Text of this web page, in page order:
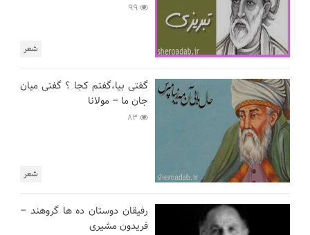
شعر
شعر
گفتی بیا،گفتم کجا ؟ گفتی میان
جان ما – مولانا
رفیقان دوستان ده ها گروهند –
فریدون مشیری